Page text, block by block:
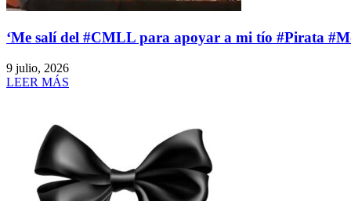
‘Me salí del #CMLL para apoyar a mi tío #Pirata
9 julio, 2026
LEER MÁS